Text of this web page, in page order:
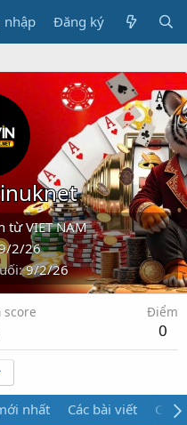
nhập Đăng ký
từ VIET NAM
2/26
9/2/26
score Điểm
0
nhất Các bài viết Giới